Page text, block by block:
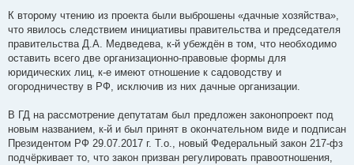
щ
н
и
К второму чтению из проекта были выброшены «дачные хозяйства»,
что явилось следствием инициативы правительства и председателя
правительства Д.А. Медведева, к-й убеждён в том, что необходимо
оставить всего две организационно-правовые формы для
юридических лиц, к-е имеют отношение к садоводству и
огородничеству в РФ, исключив из них дачные организации.
В ГД на рассмотрение депутатам был предложен законопроект под
новым названием, к-й и был принят в окончательном виде и подписан
Президентом РФ 29.07.2017 г. Т.о., новый Федеральный закон 217-фз
подчёркивает то, что закон призван регулировать правоотношения,